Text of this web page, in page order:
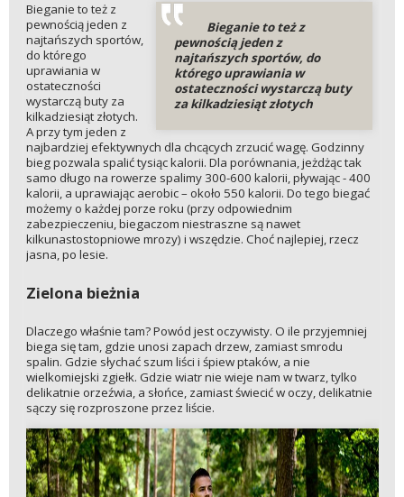
Bieganie to też z
pewnością jeden z
najtańszych sportów, do
którego uprawiania w
ostateczności wystarczą buty
za kilkadziesiąt złotych
Bieganie to też z
pewnością jeden z
najtańszych sportów,
do którego
uprawiania w
ostateczności
wystarczą buty za
kilkadziesiąt złotych.
A przy tym jeden z
najbardziej efektywnych dla chcących zrzucić wagę. Godzinny
bieg pozwala spalić tysiąc kalorii. Dla porównania, jeżdżąc tak
samo długo na rowerze spalimy 300-600 kalorii, pływając - 400
kalorii, a uprawiając aerobic – około 550 kalorii. Do tego biegać
możemy o każdej porze roku (przy odpowiednim
zabezpieczeniu, biegaczom niestraszne są nawet
kilkunastostopniowe mrozy) i wszędzie. Choć najlepiej, rzecz
jasna, po lesie.
Zielona bieżnia
Dlaczego właśnie tam? Powód jest oczywisty. O ile przyjemniej
biega się tam, gdzie unosi zapach drzew, zamiast smrodu
spalin. Gdzie słychać szum liści i śpiew ptaków, a nie
wielkomiejski zgiełk. Gdzie wiatr nie wieje nam w twarz, tylko
delikatnie orzeźwia, a słońce, zamiast świecić w oczy, delikatnie
sączy się rozproszone przez liście.